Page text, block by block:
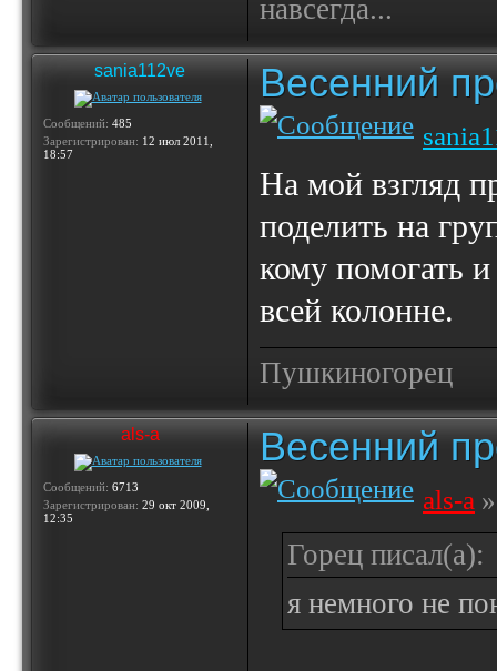
навсегда...
sania112ve
Сообщений: 485
Зарегистрирован: 12 июл 2011,
18:57
Весенний
На мой взгляд
поделить на
кому помогать
всей колонне.
Пушкиногорец
als-a
Сообщений: 6713
Зарегистрирован: 29 окт 2009,
12:35
Весенний
als-a
Горец писал(а):
я немного не